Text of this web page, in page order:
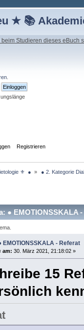
★ 📚
Studieren dieses eBuch
.
Registrieren
⚜  ● » ● 2. Kategorie
● EMOTIONSSKALA
EMOTIONSSKALA - Referat
am: 30. März 2021, 21:18:02 »
15